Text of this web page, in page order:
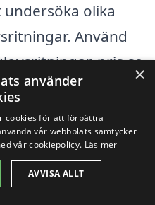
olika
Använd
pris.se
olika företag i
kan du enkelt
vilket
när du
i Gunnarskog.
×
använder
cookies för att förbättra
vår webbplats samtycker
vår cookiepolicy. Läs mer
AVVISA ALLT